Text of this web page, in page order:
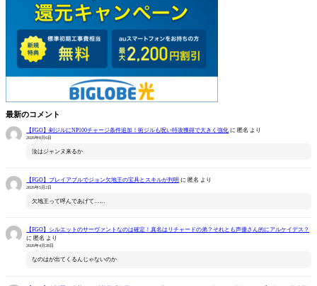
最新のコメント
【FGO】剣ジルにNP100チャージ条件追加！術ジルも呪い特攻獲得で大きく強化 に 匿名 より
2026年8月6日
汝はジャンヌ来るか
【FGO】プレイアブルでジョン欠地王の宝具とスキルが判明 に 匿名 より
2026年5月2日
欠地王って呼んであげて……
【FGO】シルエットのサーヴァントなのは確定！真名はリチャードの弟？それとも声優さん的にアルケイデス？
に 匿名 より
2026年4月28日
なのはが出てくるんじゃないのか